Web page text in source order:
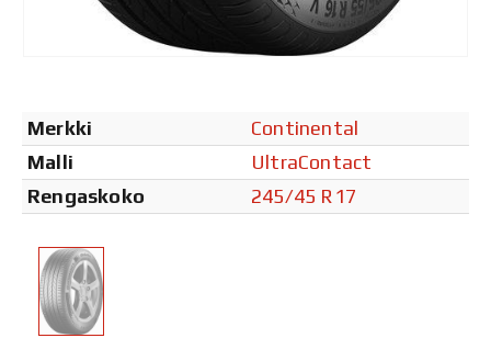
Merkki
Continental
Malli
UltraContact
Rengaskoko
245/45 R17